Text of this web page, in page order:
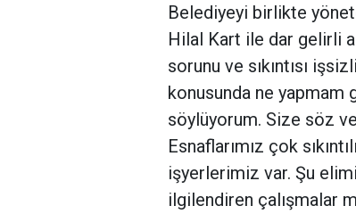
Belediyeyi birlikte
Hilal Kart ile dar gelirli
sorunu ve sıkıntısı
konusunda ne yapmam
söylüyorum. Size söz
Esnaflarımız çok
işyerlerimiz var. Şu
ilgilendiren çalışmalar